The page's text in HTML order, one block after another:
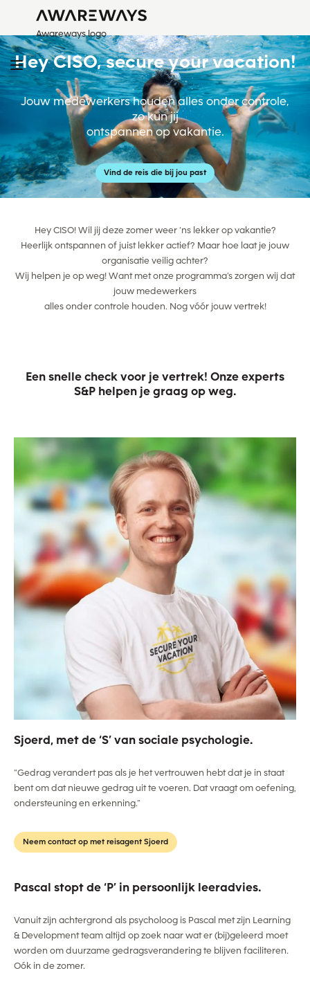
Awareways logo
Hey CISO, secure your vacation!
Jouw medewerkers houden alles onder controle,
zo kun jij
ontspannen op vakantie.
Vind de reis die bij jou past
Hey CISO! Wil jij deze zomer weer ‘ns lekker op vakantie?
Heerlijk ontspannen of juist lekker actief? Maar hoe laat je jouw
organisatie veilig achter?
Wij helpen je op weg! Want met onze programma’s zorgen wij dat
jouw medewerkers
alles onder controle houden. Nog vóór jouw vertrek!
Een snelle check voor je vertrek! Onze experts
S&P helpen je graag op weg.
Sjoerd, met de ‘S’ van sociale psychologie.
“Gedrag verandert pas als je het vertrouwen hebt dat je in staat
bent om dat nieuwe gedrag uit te voeren. Dat vraagt om oefening,
ondersteuning en erkenning.”
Neem contact op met reisagent Sjoerd
Pascal stopt de ‘P’ in persoonlijk leeradvies.
Vanuit zijn achtergrond als psycholoog is Pascal met zijn Learning
& Development team altijd op zoek naar wat er (bij)geleerd moet
worden om duurzame gedragsverandering te blijven faciliteren.
Oók in de zomer.